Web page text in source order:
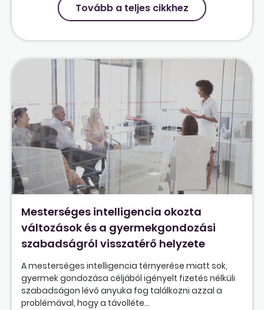
Tovább a teljes cikkhez
Mesterséges intelligencia okozta
változások és a gyermekgondozási
szabadságról visszatérő helyzete
A mesterséges intelligencia térnyerése miatt sok,
gyermek gondozása céljából igényelt fizetés nélküli
szabadságon lévő anyuka fog találkozni azzal a
problémával, hogy a távolléte...